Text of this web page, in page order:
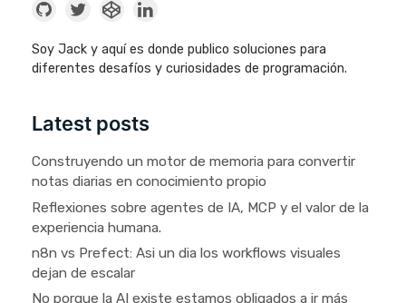
Soy Jack y aquí es donde publico soluciones para
diferentes desafíos y curiosidades de programación.
Latest posts
Construyendo un motor de memoria para convertir
notas diarias en conocimiento propio
Reflexiones sobre agentes de IA, MCP y el valor de la
experiencia humana.
n8n vs Prefect: Asi un dia los workflows visuales
dejan de escalar
No porque la AI existe estamos obligados a ir más